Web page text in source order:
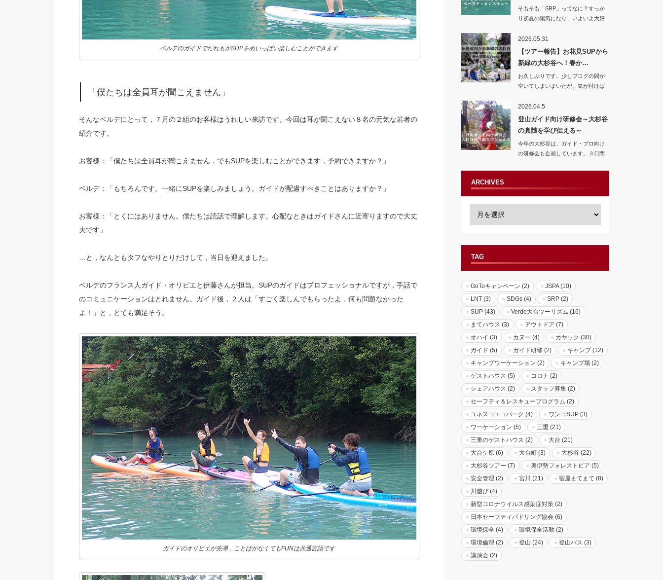
ベルデのガイドでだれもがSUPをめいっぱい楽しむことができます
「僕たちは全員耳が聞こえません」
そんなベルデにとって，７月の２組のお客様はうれしい来訪です。今回は耳が聞こえない８名の元気な若者の
紹介です。
お客様：「僕たちは全員耳が聞こえません，でもSUPを楽しむことができます，予約できますか？」
ベルデ：「もちろんです。一緒にSUPを楽しみましょう。ガイドが配慮すべきことはありますか？」
お客様：「とくにはありません。僕たちは読話で理解します。心配なときはガイドさんに近寄りますので大丈
夫です」
…と，なんともタフなやりとりだけして，当日を迎えました。
ベルデのフランス人ガイド・オリビエと伊藤さんが担当。SUPのガイドはプロフェッショナルですが，手話で
のコミュニケーションはとれません。ガイド後，２人は「すごく楽しんでもらったよ，何も問題なかった
よ！」と，とても満足そう。
ガイドのオリビエが先導，ことばがなくてもFUNは共通言語です
そもそも「SRP」ってなに？すっか
り初夏の陽気になり、いよいよ大好
2026.05.31
【ツアー報告】お花見SUPから
新緑の大杉谷へ！春か…
お久しぶりです。少しブログの間が
空いてしまいまいたが、気が付けば
2026.04.5
登山ガイド向け研修会～大杉谷
の真髄を学び伝える～
今年の大杉谷は、ガイド・プロ向け
の研修会も企画しています。３日間
ARCHIVES
TAG
GoToキャンペーン (2) JSPA(10)
LNT(3) SDGs(4) SRP(2)
SUP(43) Verde大台ツーリズム (16)
まてハウス (3) アウトドア (7)
オハイ (3) カヌー (4) カヤック (30)
ガイド (5) ガイド研修(2) キャンプ(12)
キャンプワーケーション (2) キャンプ場(2)
ゲストハウス (5) コロナ (2)
シェアハウス (2) スタッフ募集(2)
セーフティ＆レスキュープログラム (2)
ユネスコエコパーク (4) ワンコSUP(3)
ワーケーション (5) 三重(21)
三重のゲストハウス (2) 大台 (21)
大台ケ原(6) 大台町(3) 大杉谷(22)
大杉谷ツアー (7) 奥伊勢フォレストピア (5)
安全管理 (2) 宮川 (21) 宿屋まてまて (8)
川遊び(4)
新型コロナウイルス感染症対策(2)
日本セーフティパドリング協会(6)
環境保全(4) 環境保全活動(2)
環境倫理 (2) 登山 (24) 登山バス (3)
講演会(2)